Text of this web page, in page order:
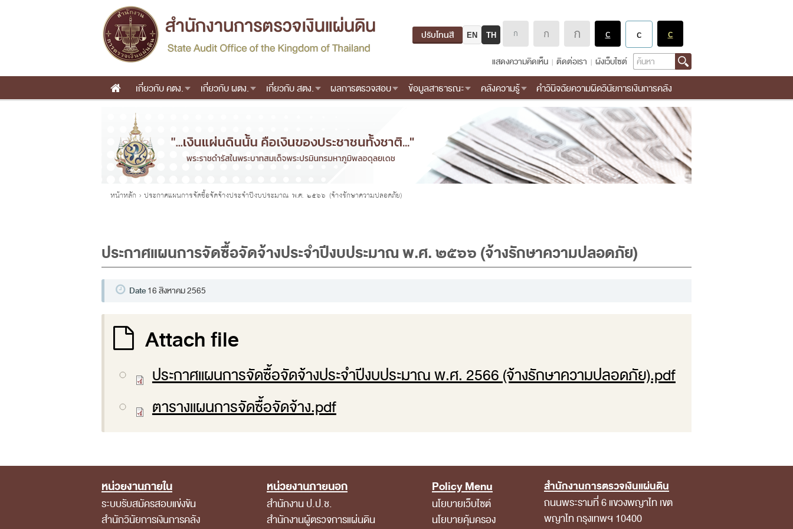
ปรับโทนสี EN TH
Search
แสดงความคิดเห็น ติดต่อเรา ผังเว็บไซต์
Main menu
เกี่ยวกับ คตง. เกี่ยวกับ ผตง. เกี่ยวกับ สตง. ผลการตรวจสอบ ข้อมูลสาธารณะ คลังความรู้ คำวินิจฉัยความผิดวินัยการเงินการคลัง
คุณอยู่ที่
หน้าหลัก › ประกาศแผนการจัดซื้อจัดจ้างประจำปีงบประมาณ พ.ศ. ๒๕๖๖ (จ้างรักษาความปลอดภัย)
ประกาศแผนการจัดซื้อจัดจ้างประจำปีงบประมาณ พ.ศ. ๒๕๖๖ (จ้างรักษาความปลอดภัย)
Date16 สิงหาคม 2565
Attach file
ประกาศแผนการจัดซื้อจัดจ้างประจำปีงบประมาณ พ.ศ. 2566 (จ้างรักษาความปลอดภัย).pdf
ตารางแผนการจัดซื้อจัดจ้าง.pdf
Footer Menu
หน่วยงานภายใน
ระบบรับสมัครสอบแข่งขัน
สำนักวินัยการเงินการคลัง
หน่วยงานภายนอก
สำนักงาน ป.ป.ช.
สำนักงานผู้ตรวจการแผ่นดิน
Policy Menu
นโยบายเว็บไซต์
นโยบายคุ้มครอง
สำนักงานการตรวจเงินแผ่นดิน
ถนนพระรามที่ 6 แขวงพญาไท เขต
พญาไท กรุงเทพฯ 10400